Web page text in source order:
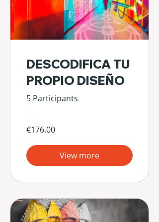
DESCODIFICA TU
PROPIO DISEÑO
5 Participants
€176.00
View more